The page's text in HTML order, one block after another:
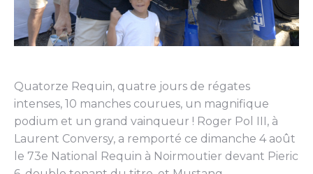
Quatorze Requin, quatre jours de régates
intenses, 10 manches courues, un magnifique
podium et un grand vainqueur ! Roger Pol III, à
Laurent Conversy, a remporté ce dimanche 4 août
le 73e National Requin à Noirmoutier devant Pieric